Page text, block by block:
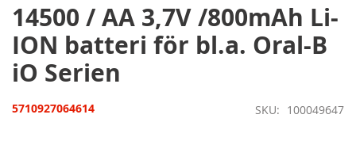
14500 / AA 3,7V /800mAh Li-
ION batteri för bl.a. Oral-B
iO Serien
5710927064614 SKU 100049647